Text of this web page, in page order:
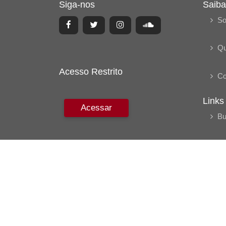
Siga-nos
Acesso Restrito
Acessar